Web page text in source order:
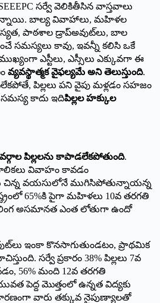
సర్వే వెలికితీసిన వాస్తవాలు
బాల్య వివాహాలు, మహిళల
పాఠశాల డ్రాప్‌అవుట్‌లు, బాల
సమస్యలు కావు, ఇవన్నీ కలిసి ఒకే
ఎస్టీలు, ఎస్సీలు ఎక్కువగా ఈ
వ్యవస్థాత్మక వైఫల్యమే అని తెలుస్తుంది.
పిల్లలు పని వైపు మళ్లడం సహజం
సమస్య కాదు ఇదిపిల్లల హక్కుల
పిల్లలను కాపాడలేకపోతుంది.
వివాహం కావడం
వయసులోనే ముగిసిపోతున్నాయన్న
65%కి పైగా మహిళలు 10వ తరగతి
అసమానత ఎంత లోతుగా ఉందో
ఇంకా కొనసాగుతుండటం, ప్రాథమిక
సర్వే ప్రకారం 38% పిల్లలు 7వ
56% మంది 12వ తరగతి
పెద్ద మొత్తంలో ఉన్నత విద్యకు
వారు తక్కువ నైపుణ్యాలతో